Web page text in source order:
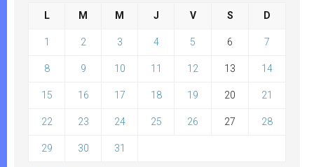
L M M J V S D
1 2 3 4 5 6 7
8 9 10 11 12 13 14
15 16 17 18 19 20 21
22 23 24 25 26 27 28
29 30 31